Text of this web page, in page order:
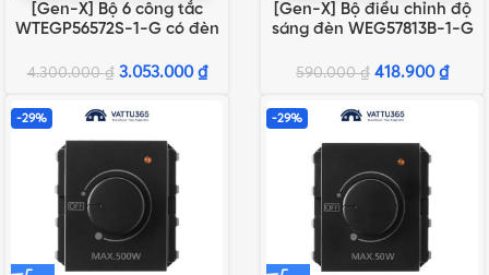
[Gen-X] Bộ 6 công tắc
WTEGP56572S-1-G có đèn
4.300.000₫ 3.053.000 ₫
[Gen-X] Bộ điều chỉnh độ
sáng đèn WEG57813B-1-G
590.000₫ 418.900 ₫
-29% -29%